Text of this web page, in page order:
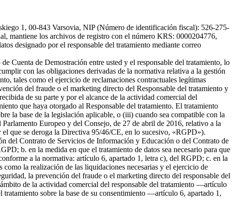
1, 00-843 Varsovia, NIP (Número de identificación fiscal): 526-275-
mantiene los archivos de registro con el número KRS: 0000204776,
designado por el responsable del tratamiento mediante correo
Cuenta de Demostración entre usted y el responsable del tratamiento, lo
con las obligaciones derivadas de la normativa relativa a la gestión
tales como el ejercicio de reclamaciones contractuales legítimas
del fraude o el marketing directo del Responsable del tratamiento y
de su parte y por el alcance de la actividad comercial del
que haya otorgado al Responsable del tratamiento. El tratamiento
la base de la legislación aplicable, o (iii) cuando sea compatible con la
Europeo y del Consejo, de 27 de abril de 2016, relativo a la
el que se deroga la Directiva 95/46/CE, en lo sucesivo, «RGPD»).
del Contrato de Servicios de Información y Educación o del Contrato de
b. en la medida en que el tratamiento de datos sea necesario para que
a la normativa: artículo 6, apartado 1, letra c), del RGPD; c. en la
como la realización de las liquidaciones necesarias y el ejercicio de
la prevención del fraude o el marketing directo del responsable del
de la actividad comercial del responsable del tratamiento —artículo
sobre la base de su consentimiento —artículo 6, apartado 1,